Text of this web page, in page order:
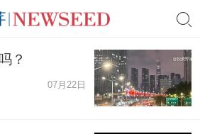
？
07月22日